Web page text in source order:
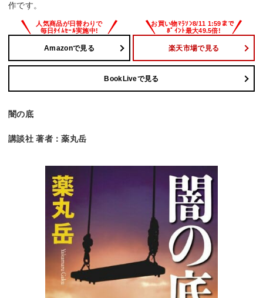
作です。
Amazonで見る 楽天市場で見る
BookLiveで見る
闇の底
講談社 著者：薬丸岳